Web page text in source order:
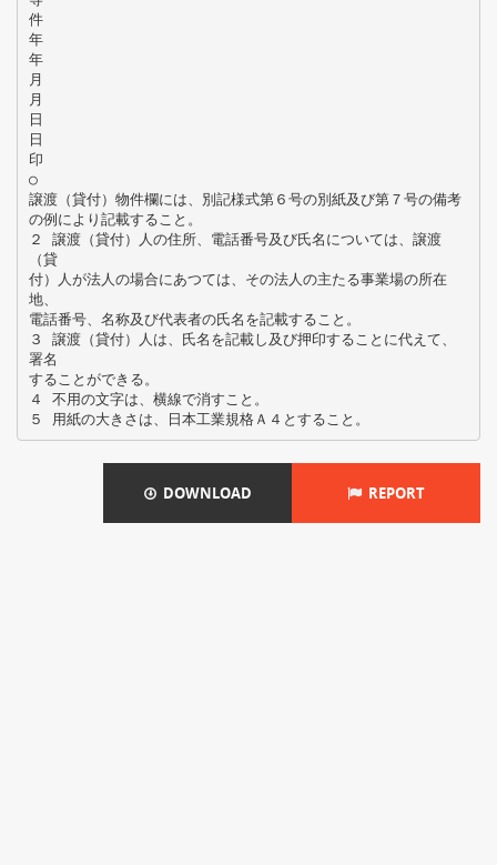
件
年
年
月
月
日
日
印
○
譲渡（貸付）物件欄には、別記様式第６号の別紙及び第７号の備考
の例により記載すること。
２ 譲渡（貸付）人の住所、電話番号及び氏名については、譲渡
（貸
付）人が法人の場合にあつては、その法人の主たる事業場の所在
地、
電話番号、名称及び代表者の氏名を記載すること。
３ 譲渡（貸付）人は、氏名を記載し及び押印することに代えて、
署名
することができる。
４ 不用の文字は、横線で消すこと。
DOWNLOAD REPORT